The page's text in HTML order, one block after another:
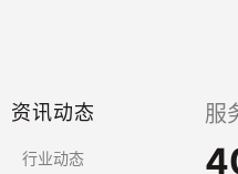
资讯动态
行业动态
服